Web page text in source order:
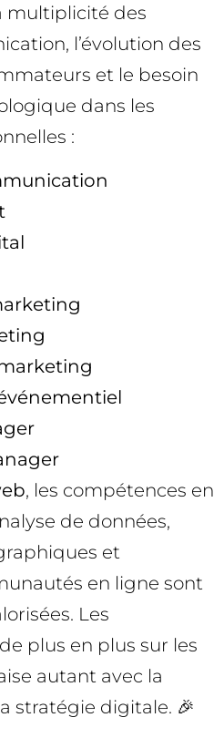
multiplicité des
l’évolution des
et le besoin
dans les
:
, les compétences en
de données,
et
en ligne sont
Les
plus en plus sur les
autant avec la
stratégie digitale. 🎉